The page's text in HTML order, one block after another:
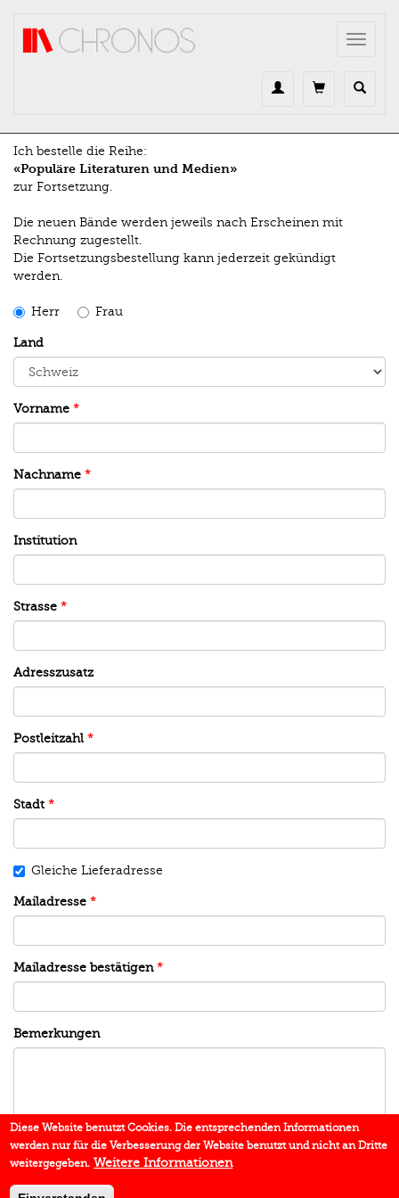
Toggle
Ich bestelle die Reihe:
«Populäre Literaturen und Medien»
zur Fortsetzung.
Die neuen Bände werden jeweils nach Erscheinen mit
Rechnung zugestellt.
Die Fortsetzungsbestellung kann jederzeit gekündigt
werden.
Herr Frau
Land
Vorname *
Nachname *
Institution
Strasse *
Adresszusatz
Postleitzahl *
Stadt *
Gleiche Lieferadresse
Mailadresse *
Mailadresse bestätigen *
Bemerkungen
Diese Website benutzt Cookies. Die entsprechenden Informationen
werden nur für die Verbesserung der Website benutzt und nicht an Dritte
weitergegeben. Weitere Informationen